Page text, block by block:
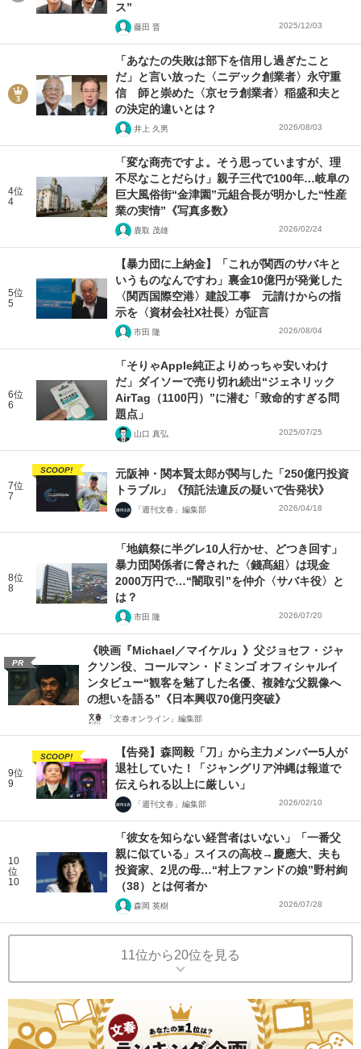
ス”
藤田 晋 2025/12/03
「あなたの失敗は部下を信用し過ぎたこと
だ」と言い放った〈ニデック創業者〉永守重
信 師と崇めた〈京セラ創業者〉稲盛和夫と
の決定的違いとは？
井上 久男 2026/08/03
4位
4
「変な商売ですよ。そう思っていますが、理
不尽なことだらけ」親子三代で100年…岐阜の
巨大風俗街“金津園”元組合長が明かした“性産
業の実情”《写真多数》
鹿取 茂雄 2026/02/24
5位
5
【暴力団に上納金】「これが関西のサバキと
いうものなんですわ」裏金10億円が発覚した
〈関西国際空港〉建設工事 元請けからの指
示を〈資材会社X社長〉が証言
市田 隆 2026/08/04
6位
6
「そりゃApple純正よりめっちゃ安いわけ
だ」ダイソーで売り切れ続出“ジェネリック
AirTag（1100円）”に潜む「致命的すぎる問
題点」
山口 真弘 2025/07/25
7位
7
SCOOP!
元阪神・関本賢太郎が関与した「250億円投資
トラブル」《預託法違反の疑いで告発状》
「週刊文春」編集部 2026/04/18
8位
8
「地鎮祭に半グレ10人行かせ、どつき回す」
暴力団関係者に脅された〈錢髙組〉は現金
2000万円で…“闇取引”を仲介〈サバキ役〉と
は？
市田 隆 2026/07/20
PR
《映画『Michael／マイケル』》父ジョセフ・ジャ
クソン役、コールマン・ドミンゴ オフィシャルイ
ンタビュー“観客を魅了した名優、複雑な父親像へ
の想いを語る”《日本興収70億円突破》
「文春オンライン」編集部
9位
9
SCOOP!
【告発】森岡毅「刀」から主力メンバー5人が
退社していた！「ジャングリア沖縄は報道で
伝えられる以上に厳しい」
「週刊文春」編集部 2026/02/10
10
位
10
「彼女を知らない経営者はいない」「一番父
親に似ている」スイスの高校→慶應大、夫も
投資家、2児の母…“村上ファンドの娘”野村絢
（38）とは何者か
森岡 英樹 2026/07/28
11位から20位を見る